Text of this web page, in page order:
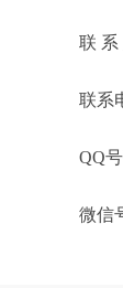
联 系
联系
QQ
微信